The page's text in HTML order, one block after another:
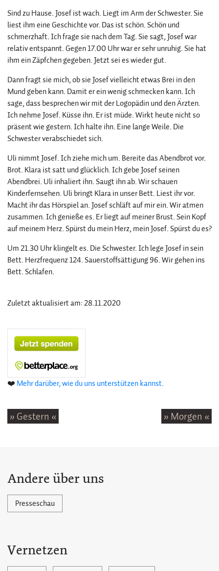
Sind zu Hause. Josef ist wach. Liegt im Arm der Schwester. Sie
liest ihm eine Geschichte vor. Das ist schön. Schön und
schmerzhaft. Ich frage sie nach dem Tag. Sie sagt, Josef war
relativ entspannt. Gegen 17.00 Uhr war er sehr unruhig. Sie hat
ihm ein Zäpfchen gegeben. Jetzt sei es wieder gut.
Dann fragt sie mich, ob sie Josef vielleicht etwas Brei in den
Mund geben kann. Damit er ein wenig schmecken kann. Ich
sage, dass besprechen wir mit der Logopädin und den Ärzten.
Ich nehme Josef. Küsse ihn. Er ist müde. Wirkt heute nicht so
präsent wie gestern. Ich halte ihn. Eine lange Weile. Die
Schwester verabschiedet sich.
Uli nimmt Josef. Ich ziehe mich um. Bereite das Abendbrot vor.
Brot. Klara ist satt und glücklich. Ich gebe Josef seinen
Abendbrei. Uli inhaliert ihn. Saugt ihn ab. Wir schauen
Kinderfernsehen. Uli bringt Klara in unser Bett. Liest ihr vor.
Macht ihr das Hörspiel an. Josef schläft auf mir ein. Wir atmen
zusammen. Ich genieße es. Er liegt auf meiner Brust. Sein Kopf
auf meinem Herz. Spürst du mein Herz, mein Josef. Spürst du es?
Um 21.30 Uhr klingelt es. Die Schwester. Ich lege Josef in sein
Bett. Herzfrequenz 124. Sauerstoffsättigung 96. Wir gehen ins
Bett. Schlafen.
Zuletzt aktualisiert am: 28.11.2020
❤️ Mehr darüber, wie du uns unterstützen kannst.
» Gestern « » Morgen «
Andere über uns
Presseschau
Vernetzen